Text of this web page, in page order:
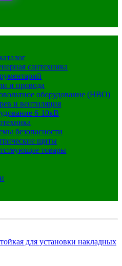
сантехника
и провода
оборудование (НВО)
и вентиляция
6-10кВ
безопасности
щиты
товары
для установки накладных